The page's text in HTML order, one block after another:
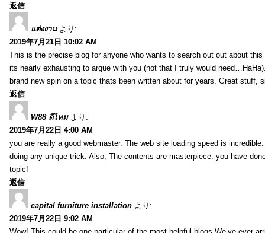
返信
แต่งงาน より:
2019年7月21日 10:02 AM
This is the precise blog for anyone who wants to search out out about
its nearly exhausting to argue with you (not that I truly would
brand new spin on a topic thats been written about for years. Great stuff,
返信
W88 ดีไหม より:
2019年7月22日 4:00 AM
you are really a good webmaster. The web site loading speed is
doing any unique trick. Also, The contents are masterpiece. you have
topic!
返信
capital furniture installation より:
2019年7月22日 9:02 AM
Wow! This could be one particular of the most helpful blogs We’ve ever